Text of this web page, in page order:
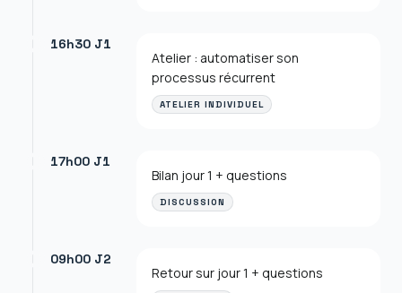
16h30 J1
Atelier : automatiser son
processus récurrent
ATELIER INDIVIDUEL
17h00 J1
Bilan jour 1 + questions
DISCUSSION
09h00 J2
Retour sur jour 1 + questions